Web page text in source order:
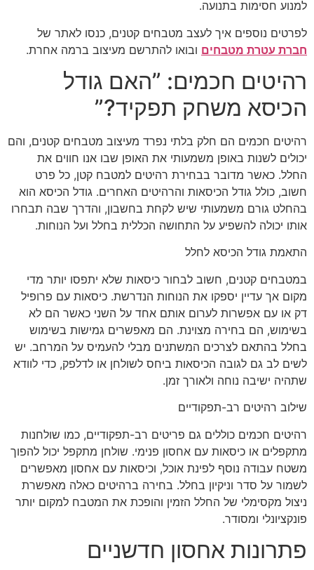
למנוע חסימות בתנועה.
לפרטים נוספים איך לעצב מטבחים קטנים, כנסו לאתר של
חברת עטרת מטבחים ובואו להתרשם מעיצוב ברמה אחרת.
רהיטים חכמים: ”האם גודל
הכיסא משחק תפקיד?”
רהיטים חכמים הם חלק בלתי נפרד מעיצוב מטבחים קטנים, והם
יכולים לשנות באופן משמעותי את האופן שבו אנו חווים את
החלל. כאשר מדובר בבחירת רהיטים למטבח קטן, כל פרט
חשוב, כולל גודל הכיסאות והרהיטים האחרים. גודל הכיסא הוא
בהחלט גורם משמעותי שיש לקחת בחשבון, והדרך שבה תבחרו
אותו יכולה להשפיע על התחושה הכללית בחלל ועל הנוחות.
התאמת גודל הכיסא לחלל
במטבחים קטנים, חשוב לבחור כיסאות שלא יתפסו יותר מדי
מקום אך עדיין יספקו את הנוחות הנדרשת. כיסאות עם פרופיל
דק או עם אפשרות לערום אותם אחד על השני כאשר הם לא
בשימוש, הם בחירה מצוינת. הם מאפשרים גמישות בשימוש
בחלל בהתאם לצרכים המשתנים מבלי להעמיס על המרחב. יש
לשים לב גם לגובה הכיסאות ביחס לשולחן או לדלפק, כדי לוודא
שתהיה ישיבה נוחה ולאורך זמן.
שילוב רהיטים רב-תפקודיים
רהיטים חכמים כוללים גם פריטים רב-תפקודיים, כמו שולחנות
מתקפלים או כיסאות עם אחסון פנימי. שולחן מתקפל יכול להפוך
משטח עבודה נוסף לפינת אוכל, וכיסאות עם אחסון מאפשרים
לשמור על סדר וניקיון בחלל. בחירה ברהיטים כאלה מאפשרת
ניצול מקסימלי של החלל הזמין והופכת את המטבח למקום יותר
פונקציונלי ומסודר.
פתרונות אחסון חדשניים